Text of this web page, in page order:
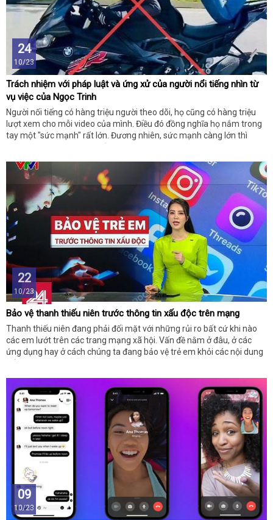
24
10/23
Trách nhiệm với pháp luật và ứng xử của người nổi tiếng nhìn từ
vụ việc của Ngọc Trinh
Người nối tiếng có hàng triệu người theo dõi, họ cũng có hàng triệu
lượt xem cho mỗi video của mình. Điều đó đồng nghĩa họ nắm trong
tay một "sức mạnh" rất lớn. Đương nhiên, sức mạnh càng lớn thì
22
10/23
Bảo vệ thanh thiếu niên trước thông tin xấu độc trên mạng
Thanh thiếu niên đang phải đối mặt với những rủi ro bất cứ khi nào
các em lướt trên các trang mạng xã hội. Vấn đề nằm ở đâu, ở các
ứng dụng hay ở cách chúng ta đang bảo vệ trẻ em khỏi các nội dung
09
10/23